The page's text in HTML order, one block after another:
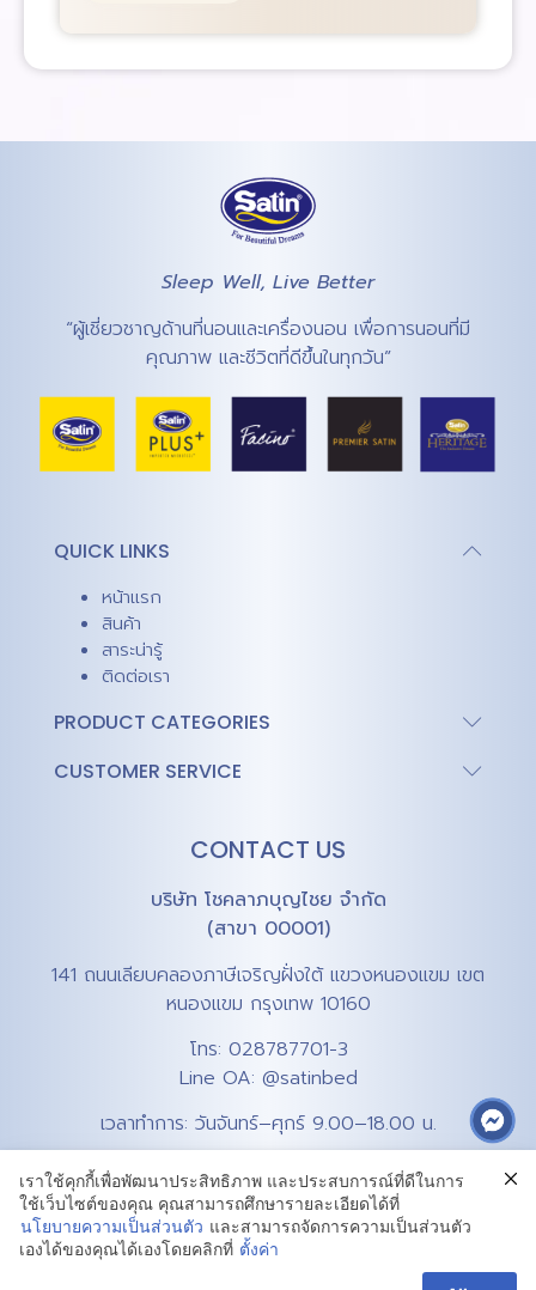
Sleep Well, Live Better
“ผู้เชี่ยวชาญด้านที่นอนและเครื่องนอน เพื่อการนอนที่มี
คุณภาพ และชีวิตที่ดีขึ้นในทุกวัน”
QUICK LINKS
หน้าแรก
สินค้า
สาระน่ารู้
ติดต่อเรา
PRODUCT CATEGORIES
CUSTOMER SERVICE
CONTACT US
บริษัท โชคลาภบุญไชย จำกัด
(สาขา 00001)
141 ถนนเลียบคลองภาษีเจริญฝั่งใต้ แขวงหนองแขม เขต
หนองแขม กรุงเทพ 10160
โทร: 028787701-3
Line OA: @satinbed
เวลาทำการ: วันจันทร์–ศุกร์ 9.00–18.00 น.
Privacy PolicyTerms & Conditions
เราใช้คุกกี้เพื่อพัฒนาประสิทธิภาพ และประสบการณ์ที่ดีในการ
ใช้เว็บไซต์ของคุณ คุณสามารถศึกษารายละเอียดได้ที่
นโยบายความเป็นส่วนตัว และสามารถจัดการความเป็นส่วนตัว
เองได้ของคุณได้เองโดยคลิกที่ ตั้งค่า